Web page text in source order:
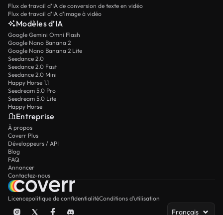
Flux de travail d’IA de conversion de texte en vidéo
Flux de travail d’IA d’image à vidéo
Modèles d’IA
Google Gemini Omni Flash
Google Nano Banana 2
Google Nano Banana 2 Lite
Seedance 2.0
Seedance 2.0 Fast
Seedance 2.0 Mini
Happy Horse 1.1
Seedream 5.0 Pro
Seedream 5.0 Lite
Happy Horse
Entreprise
À propos
Coverr Plus
Développeurs / API
Blog
FAQ
Annoncer
Contactez-nous
Licencepolitique de confidentialitéConditions d’utilisation
Français